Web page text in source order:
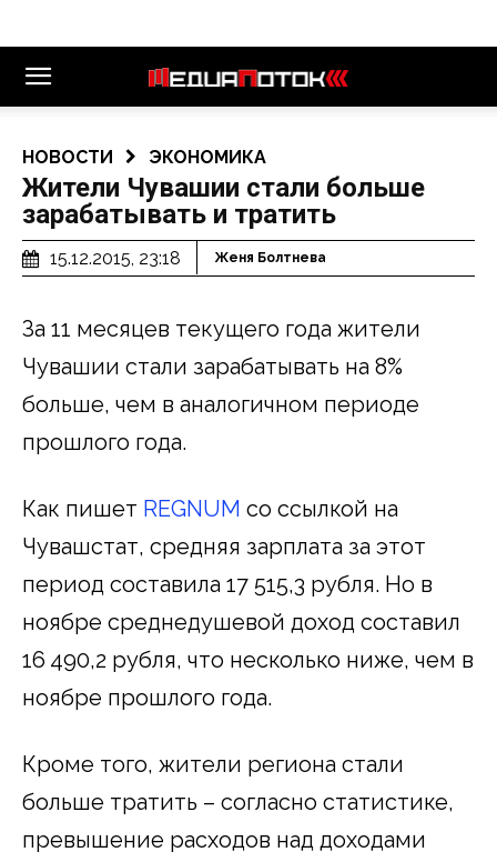
НОВОСТИ ЭКОНОМИКА
Жители Чувашии стали больше
зарабатывать и тратить
15.12.2015, 23:18 Женя Болтнева
За 11 месяцев текущего года жители
Чувашии стали зарабатывать на 8%
больше, чем в аналогичном периоде
прошлого года.
Как пишет REGNUM со ссылкой на
Чувашстат, средняя зарплата за этот
период составила 17 515,3 рубля. Но в
ноябре среднедушевой доход составил
16 490,2 рубля, что несколько ниже, чем в
ноябре прошлого года.
Кроме того, жители региона стали
больше тратить – согласно статистике,
превышение расходов над доходами